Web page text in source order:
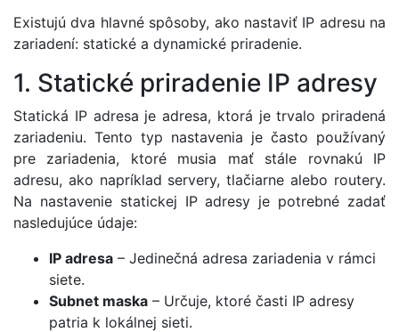
Existujú dva hlavné spôsoby, ako nastaviť IP adresu na
zariadení: statické a dynamické priradenie.
1. Statické priradenie IP adresy
Statická IP adresa je adresa, ktorá je trvalo priradená
zariadeniu. Tento typ nastavenia je často používaný
pre zariadenia, ktoré musia mať stále rovnakú IP
adresu, ako napríklad servery, tlačiarne alebo routery.
Na nastavenie statickej IP adresy je potrebné zadať
nasledujúce údaje:
IP adresa – Jedinečná adresa zariadenia v rámci
siete.
Subnet maska – Určuje, ktoré časti IP adresy
patria k lokálnej sieti.